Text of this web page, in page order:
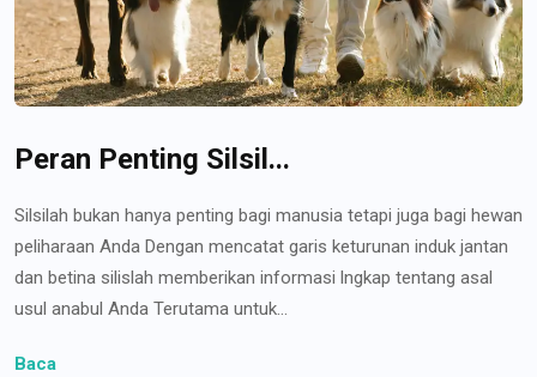
Peran Penting Silsil...
Silsilah bukan hanya penting bagi manusia tetapi juga bagi hewan
peliharaan Anda Dengan mencatat garis keturunan induk jantan
dan betina silislah memberikan informasi lngkap tentang asal
usul anabul Anda Terutama untuk...
Baca